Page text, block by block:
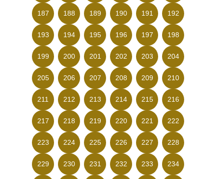
187 188 189 190 191 192
193 194 195 196 197 198
199 200 201 202 203 204
205 206 207 208 209 210
211 212 213 214 215 216
217 218 219 220 221 222
223 224 225 226 227 228
229 230 231 232 233 234